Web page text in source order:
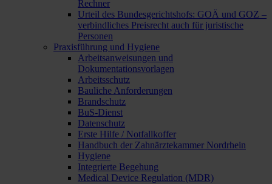
Rechner
Urteil des Bundesgerichtshofs: GOÄ und GOZ –
verbindliches Preisrecht auch für juristische
Personen
Praxisführung und Hygiene
Arbeitsanweisungen und
Dokumentationsvorlagen
Arbeitsschutz
Bauliche Anforderungen
Brandschutz
BuS-Dienst
Datenschutz
Erste Hilfe / Notfallkoffer
Handbuch der Zahnärztekammer Nordrhein
Hygiene
Integrierte Begehung
Medical Device Regulation (MDR)